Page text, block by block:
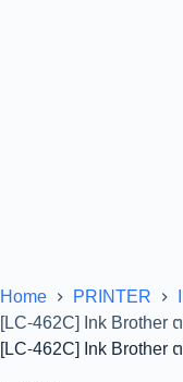
Home PRINTER
[LC-462C] Ink Brother
[LC-462C] Ink Brother